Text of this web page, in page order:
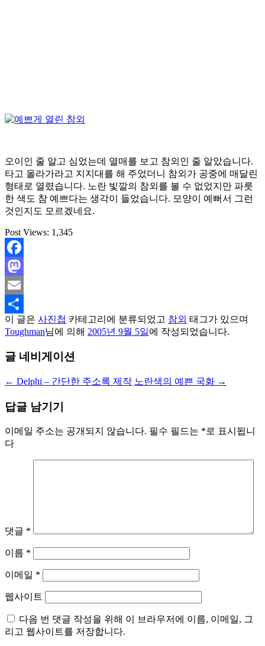
오이인 줄 알고 심었는데 열매를 보고 참외인 줄 알았습니다.
타고 올라가라고 지지대를 해 주었더니 참외가 공중에 매달린
형태로 열렸습니다. 노란 빛깔의 참외를 볼 수 없었지만 파릇
한 색도 참 예쁘다는 생각이 들었습니다. 모양이 예뻐서 그런
것인지도 모르겠네요.
Post Views: 1,345
Facebook
Mastodon
Email
Share
이 글은 사진첩 카테고리에 분류되었고 참외 태그가 있으며
Toughman님에 의해 2005년 9월 5일에 작성되었습니다.
글 네비게이션
← Delphi – 간단한 주소록 제작 노란색의 예쁜 국화 →
답글 남기기
이메일 주소는 공개되지 않습니다. 필수 필드는 *로 표시됩니
다
댓글 *
이름 *
이메일 *
웹사이트
다음 번 댓글 작성을 위해 이 브라우저에 이름, 이메일, 그
리고 웹사이트를 저장합니다.